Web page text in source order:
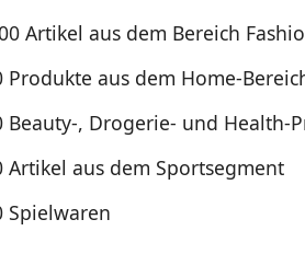
Artikel aus dem Bereich
Produkte aus dem Home-
Beauty-, Drogerie- und Health-
Artikel aus dem Sportsegment
Spielwaren